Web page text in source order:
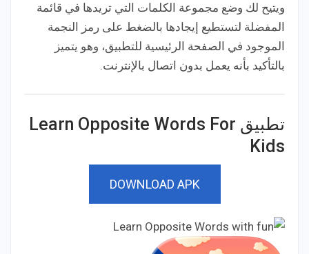
ويتيح لك وضع مجموعة الكلمات التي تريدها في قائمة
المفضلة لتستطيع إيجادها بالضغط على رمز النجمة
الموجود في الصفحة الرئيسية للتطبيق، وهو يتميز
بالتأكيد بأنه يعمل بدون اتصال بالإنترنت.
تطبيق Learn Opposite Words For
Kids
DOWNLOAD APK